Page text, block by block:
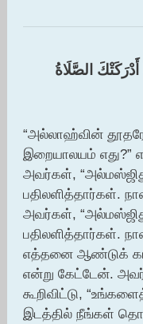
الصَّلَاةُ
“அல்லாஹ்வின்
இறையாலயம் எது?”
அவர்கள்,
பதிலளித்தார்கள்.
அவர்கள்,
பதிலளித்தார்கள்.
எத்தனை ஆண்டுக்
என்று கேட்டேன்.
கூறிவிட்டு,
இடத்தில் நீங்கள்